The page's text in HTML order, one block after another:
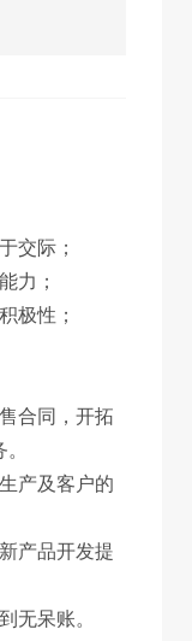
交际；
力；
极性；
合同，开拓
产及客户的
产品开发提
无呆账。